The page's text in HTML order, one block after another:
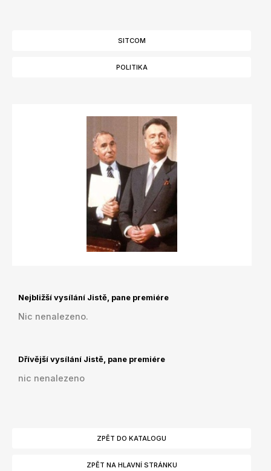
SITCOM
POLITIKA
Nejbližší vysílání Jistě, pane premiére
Nic nenalezeno.
Dřívější vysílání Jistě, pane premiére
nic nenalezeno
ZPĚT DO KATALOGU
ZPĚT NA HLAVNÍ STRÁNKU